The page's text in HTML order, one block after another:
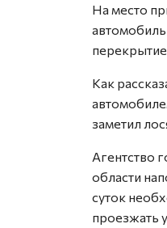
На место
Как
заметил
Агентство
области
суток
проезжать